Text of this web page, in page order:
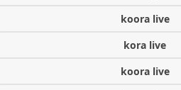
koora live
kora live
koora live